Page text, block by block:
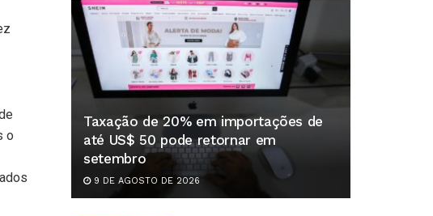
o
Taxação de 20% em importações de
até US$ 50 pode retornar em
setembro
9 DE AGOSTO DE 2026